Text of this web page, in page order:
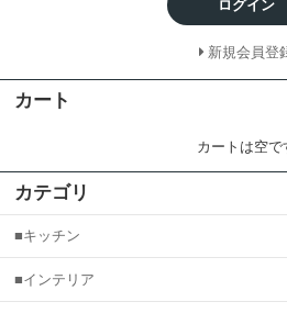
ログイン
新規会員登
カート
カートは空で
カテゴリ
■キッチン
■インテリア